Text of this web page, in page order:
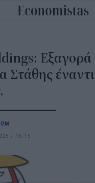
Εξαγορά
έναντι
16:15